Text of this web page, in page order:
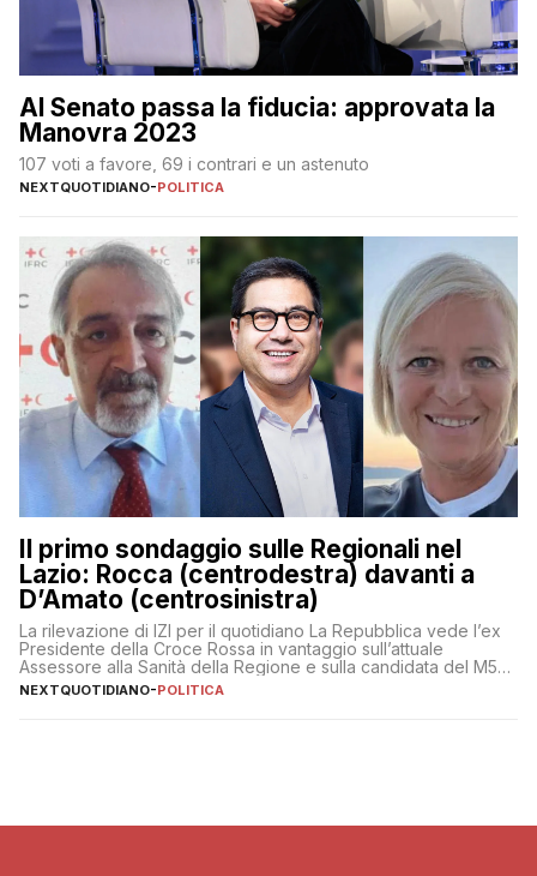
Al Senato passa la fiducia: approvata la
Manovra 2023
107 voti a favore, 69 i contrari e un astenuto
NEXTQUOTIDIANO-POLITICA
Il primo sondaggio sulle Regionali nel
Lazio: Rocca (centrodestra) davanti a
D’Amato (centrosinistra)
La rilevazione di IZI per il quotidiano La Repubblica vede l’ex
Presidente della Croce Rossa in vantaggio sull’attuale
Assessore alla Sanità della Regione e sulla candidata del M5S
Donatella Bianchi
NEXTQUOTIDIANO-POLITICA